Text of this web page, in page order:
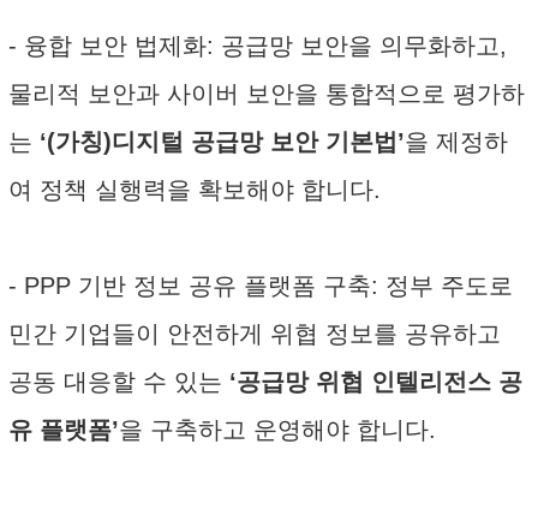
- 융합 보안 법제화: 공급망 보안을 의무화하고,
물리적 보안과 사이버 보안을 통합적으로 평가하
는 ‘(가칭)디지털 공급망 보안 기본법’을 제정하
여 정책 실행력을 확보해야 합니다.
- PPP 기반 정보 공유 플랫폼 구축: 정부 주도로
민간 기업들이 안전하게 위협 정보를 공유하고
공동 대응할 수 있는 ‘공급망 위협 인텔리전스 공
유 플랫폼’을 구축하고 운영해야 합니다.